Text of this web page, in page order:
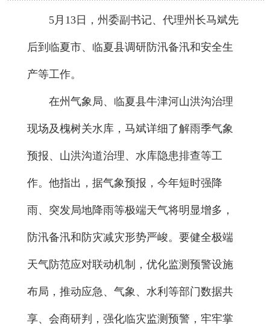
5月13日，州委副书记、代理州长马斌先
后到临夏市、临夏县调研防汛备汛和安全生
产等工作。
在州气象局、临夏县牛津河山洪沟治理
现场及槐树关水库 ，马斌详细了解雨季气象
预报、山洪沟道治理、水库隐患排查等工
作。他指出，据气象预报，今年短时强降
雨、突发局地降雨等极端天气将明显增多，
防汛备汛和防灾减灾形势严峻。要健全极端
天气防范应对联动机制，优化监测预警设施
布局，推动应急、气象、水利等部门数据共
享、会商研判，强化临灾监测预警，牢牢掌